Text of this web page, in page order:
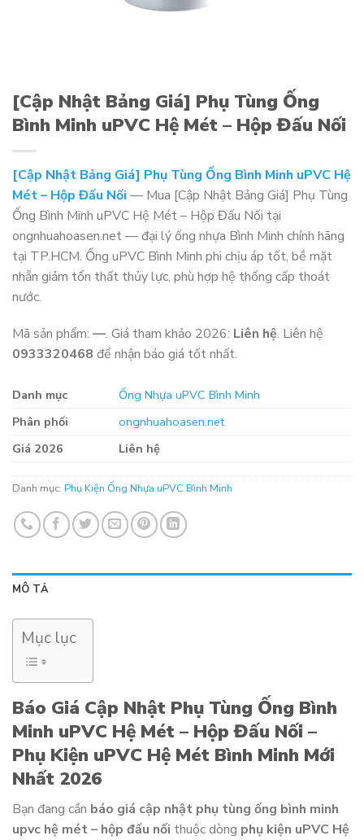
[Cập Nhật Bảng Giá] Phụ Tùng Ống
Bình Minh uPVC Hệ Mét – Hộp Đấu Nối
[Cập Nhật Bảng Giá] Phụ Tùng Ống Bình Minh uPVC Hệ
Mét – Hộp Đấu Nối — Mua [Cập Nhật Bảng Giá] Phụ Tùng
Ống Bình Minh uPVC Hệ Mét – Hộp Đấu Nối tại
ongnhuahoasen.net — đại lý ống nhựa Bình Minh chính hãng
tại TP.HCM. Ống uPVC Bình Minh phi chịu áp tốt, bề mặt
nhẵn giảm tổn thất thủy lực, phù hợp hệ thống cấp thoát
nước.
Mã sản phẩm: —. Giá tham khảo 2026: Liên hệ. Liên hệ
0933320468 để nhận báo giá tốt nhất.
Danh mục
Ống Nhựa uPVC Bình Minh
Phân phối
ongnhuahoasen.net
Giá 2026
Liên hệ
Danh mục: Phụ Kiện Ống Nhựa uPVC Bình Minh
MÔ TẢ
Mục lục
Báo Giá Cập Nhật Phụ Tùng Ống Bình
Minh uPVC Hệ Mét – Hộp Đấu Nối –
Phụ Kiện uPVC Hệ Mét Bình Minh Mới
Nhất 2026
Bạn đang cần báo giá cập nhật phụ tùng ống bình minh
upvc hệ mét – hộp đấu nối thuộc dòng phụ kiện uPVC Hệ